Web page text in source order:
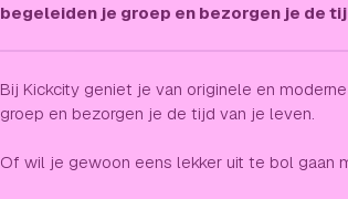
begeleiden je groep en bezorgen je de
Bij Kickcity geniet je van originele en
groep en bezorgen je de tijd van je leven.
Of wil je gewoon eens lekker uit te bol gaan